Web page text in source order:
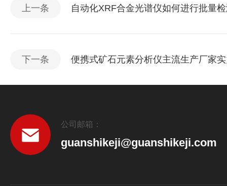
上一条 自动化XRF合金光谱仪如何进行批量
下一条 便携式矿石元素分析仪主流生产厂家
公司邮箱：
guanshikeji@guanshikeji.com